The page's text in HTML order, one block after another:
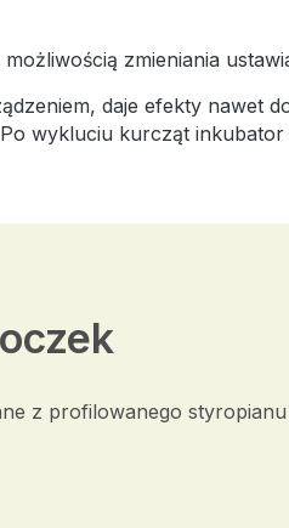
zmieniania
daje efekty nawet
wykluciu kurcząt
z profilowanego